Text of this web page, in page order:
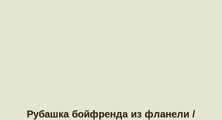
Рубашка бойфренда из фланели /